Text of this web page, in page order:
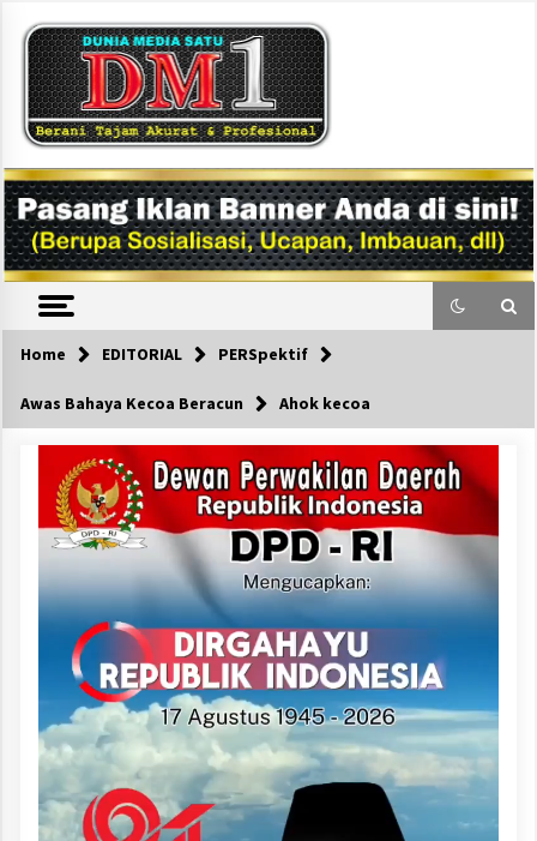
content
DM1
Home EDITORIAL PERSpektif
Awas Bahaya Kecoa Beracun Ahok kecoa